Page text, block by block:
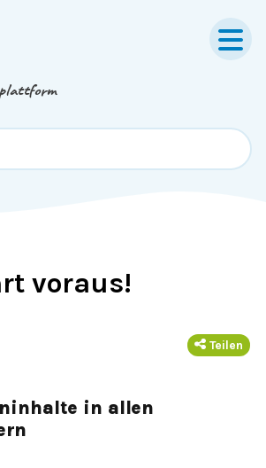
voraus!
Teilen
in allen